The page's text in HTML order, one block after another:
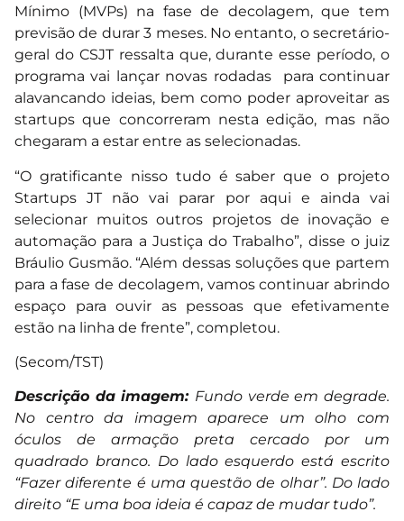
Mínimo (MVPs) na fase de decolagem, que tem
previsão de durar 3 meses. No entanto, o secretário-
geral do CSJT ressalta que, durante esse período, o
programa vai lançar novas rodadas para continuar
alavancando ideias, bem como poder aproveitar as
startups que concorreram nesta edição, mas não
chegaram a estar entre as selecionadas.
“O gratificante nisso tudo é saber que o projeto
Startups JT não vai parar por aqui e ainda vai
selecionar muitos outros projetos de inovação e
automação para a Justiça do Trabalho”, disse o juiz
Bráulio Gusmão. “Além dessas soluções que partem
para a fase de decolagem, vamos continuar abrindo
espaço para ouvir as pessoas que efetivamente
estão na linha de frente”, completou.
(Secom/TST)
Descrição da imagem: Fundo verde em degrade.
No centro da imagem aparece um olho com
óculos de armação preta cercado por um
quadrado branco. Do lado esquerdo está escrito
“Fazer diferente é uma questão de olhar”. Do lado
direito “E uma boa ideia é capaz de mudar tudo”.